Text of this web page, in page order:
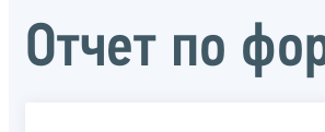
Отчет по